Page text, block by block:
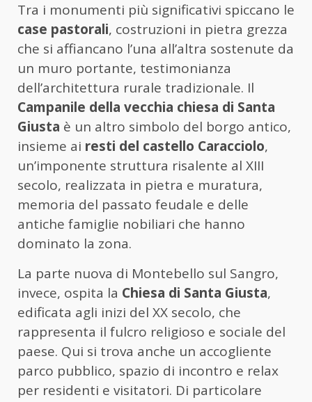
Tra i monumenti più significativi spiccano le
case pastorali, costruzioni in pietra grezza
che si affiancano l’una all’altra sostenute da
un muro portante, testimonianza
dell’architettura rurale tradizionale. Il
Campanile della vecchia chiesa di Santa
Giusta è un altro simbolo del borgo antico,
insieme ai resti del castello Caracciolo,
un’imponente struttura risalente al XIII
secolo, realizzata in pietra e muratura,
memoria del passato feudale e delle
antiche famiglie nobiliari che hanno
dominato la zona.
La parte nuova di Montebello sul Sangro,
invece, ospita la Chiesa di Santa Giusta,
edificata agli inizi del XX secolo, che
rappresenta il fulcro religioso e sociale del
paese. Qui si trova anche un accogliente
parco pubblico, spazio di incontro e relax
per residenti e visitatori. Di particolare